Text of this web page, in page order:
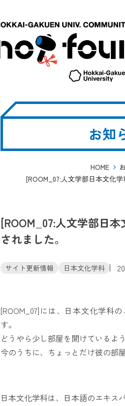
お
お知
HOME
[ROOM_07:人文学部日本文化
[ROOM_07:人文学部日
されました。
サイト更新情報 日本文化学科
[ROOM_07]には、日本文化学科
す。
どうやら少し部屋を開けているよ
今のうちに、ちょっとだけ彼の部
日本文化学科は、日本語のエキス